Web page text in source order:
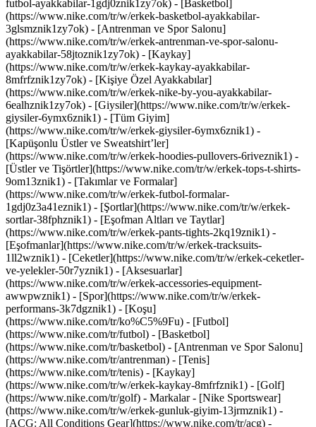
futbol-ayakkabilar-1gdj0znik1zy7ok) - [Basketbol]
(https://www.nike.com/tr/w/erkek-basketbol-ayakkabilar-
3glsmznik1zy7ok) - [Antrenman ve Spor Salonu]
(https://www.nike.com/tr/w/erkek-antrenman-ve-spor-salonu-
ayakkabilar-58jtoznik1zy7ok) - [Kaykay]
(https://www.nike.com/tr/w/erkek-kaykay-ayakkabilar-
8mfrfznik1zy7ok) - [Kişiye Özel Ayakkabılar]
(https://www.nike.com/tr/w/erkek-nike-by-you-ayakkabilar-
6ealhznik1zy7ok) - [Giysiler](https://www.nike.com/tr/w/erkek-
giysiler-6ymx6znik1) - [Tüm Giyim]
(https://www.nike.com/tr/w/erkek-giysiler-6ymx6znik1) -
[Kapüşonlu Üstler ve Sweatshirt’ler]
(https://www.nike.com/tr/w/erkek-hoodies-pullovers-6riveznik1) -
[Üstler ve Tişörtler](https://www.nike.com/tr/w/erkek-tops-t-shirts-
9om13znik1) - [Takımlar ve Formalar]
(https://www.nike.com/tr/w/erkek-futbol-formalar-
1gdj0z3a41eznik1) - [Şortlar](https://www.nike.com/tr/w/erkek-
sortlar-38fphznik1) - [Eşofman Altları ve Taytlar]
(https://www.nike.com/tr/w/erkek-pants-tights-2kq19znik1) -
[Eşofmanlar](https://www.nike.com/tr/w/erkek-tracksuits-
1ll2wznik1) - [Ceketler](https://www.nike.com/tr/w/erkek-ceketler-
ve-yelekler-50r7yznik1) - [Aksesuarlar]
(https://www.nike.com/tr/w/erkek-accessories-equipment-
awwpwznik1) - [Spor](https://www.nike.com/tr/w/erkek-
performans-3k7dgznik1) - [Koşu]
(https://www.nike.com/tr/ko%C5%9Fu) - [Futbol]
(https://www.nike.com/tr/futbol) - [Basketbol]
(https://www.nike.com/tr/basketbol) - [Antrenman ve Spor Salonu]
(https://www.nike.com/tr/antrenman) - [Tenis]
(https://www.nike.com/tr/tenis) - [Kaykay]
(https://www.nike.com/tr/w/erkek-kaykay-8mfrfznik1) - [Golf]
(https://www.nike.com/tr/golf) - Markalar - [Nike Sportswear]
(https://www.nike.com/tr/w/erkek-gunluk-giyim-13jrmznik1) -
[ACG: All Conditions Gear](https://www.nike.com/tr/acg) -